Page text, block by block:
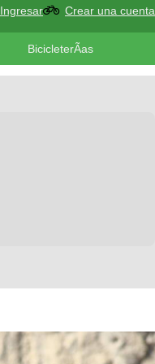
Ingresar Crear una cuenta
BicicleterÃ­as